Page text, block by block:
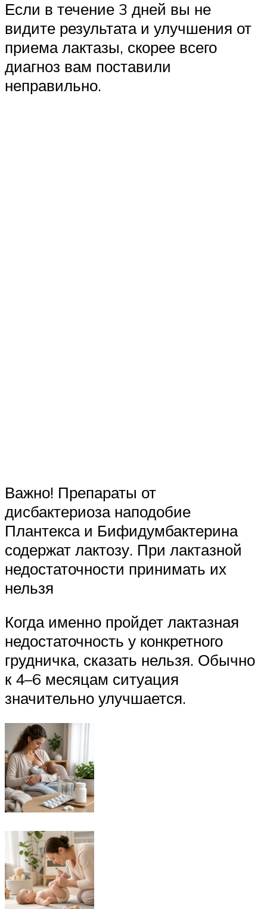
Если в течение 3 дней вы не
видите результата и улучшения от
приема лактазы, скорее всего
диагноз вам поставили
неправильно.
Важно! Препараты от
дисбактериоза наподобие
Плантекса и Бифидумбактерина
содержат лактозу. При лактазной
недостаточности принимать их
нельзя
Когда именно пройдет лактазная
недостаточность у конкретного
грудничка, сказать нельзя. Обычно
к 4–6 месяцам ситуация
значительно улучшается.